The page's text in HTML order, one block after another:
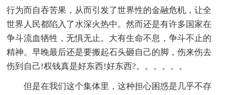
行为而自吞苦果，从而引发了世界性的金融危机，让全
世界人民都陷入了水深火热中。然而还是有许多国家在
争斗流血牺牲，无惧无止。大有生命不息，争斗不止的
精神。早晚最后还是要搬起石头砸自己的脚，伤来伤去
伤到自己!权钱真是好东西!好东西?。。。。。。
但是在我们这个集体里，这种担心困惑是几乎不存